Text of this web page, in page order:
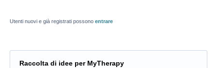
Utenti nuovi e già registrati possono entrare
Raccolta di idee per MyTherapy